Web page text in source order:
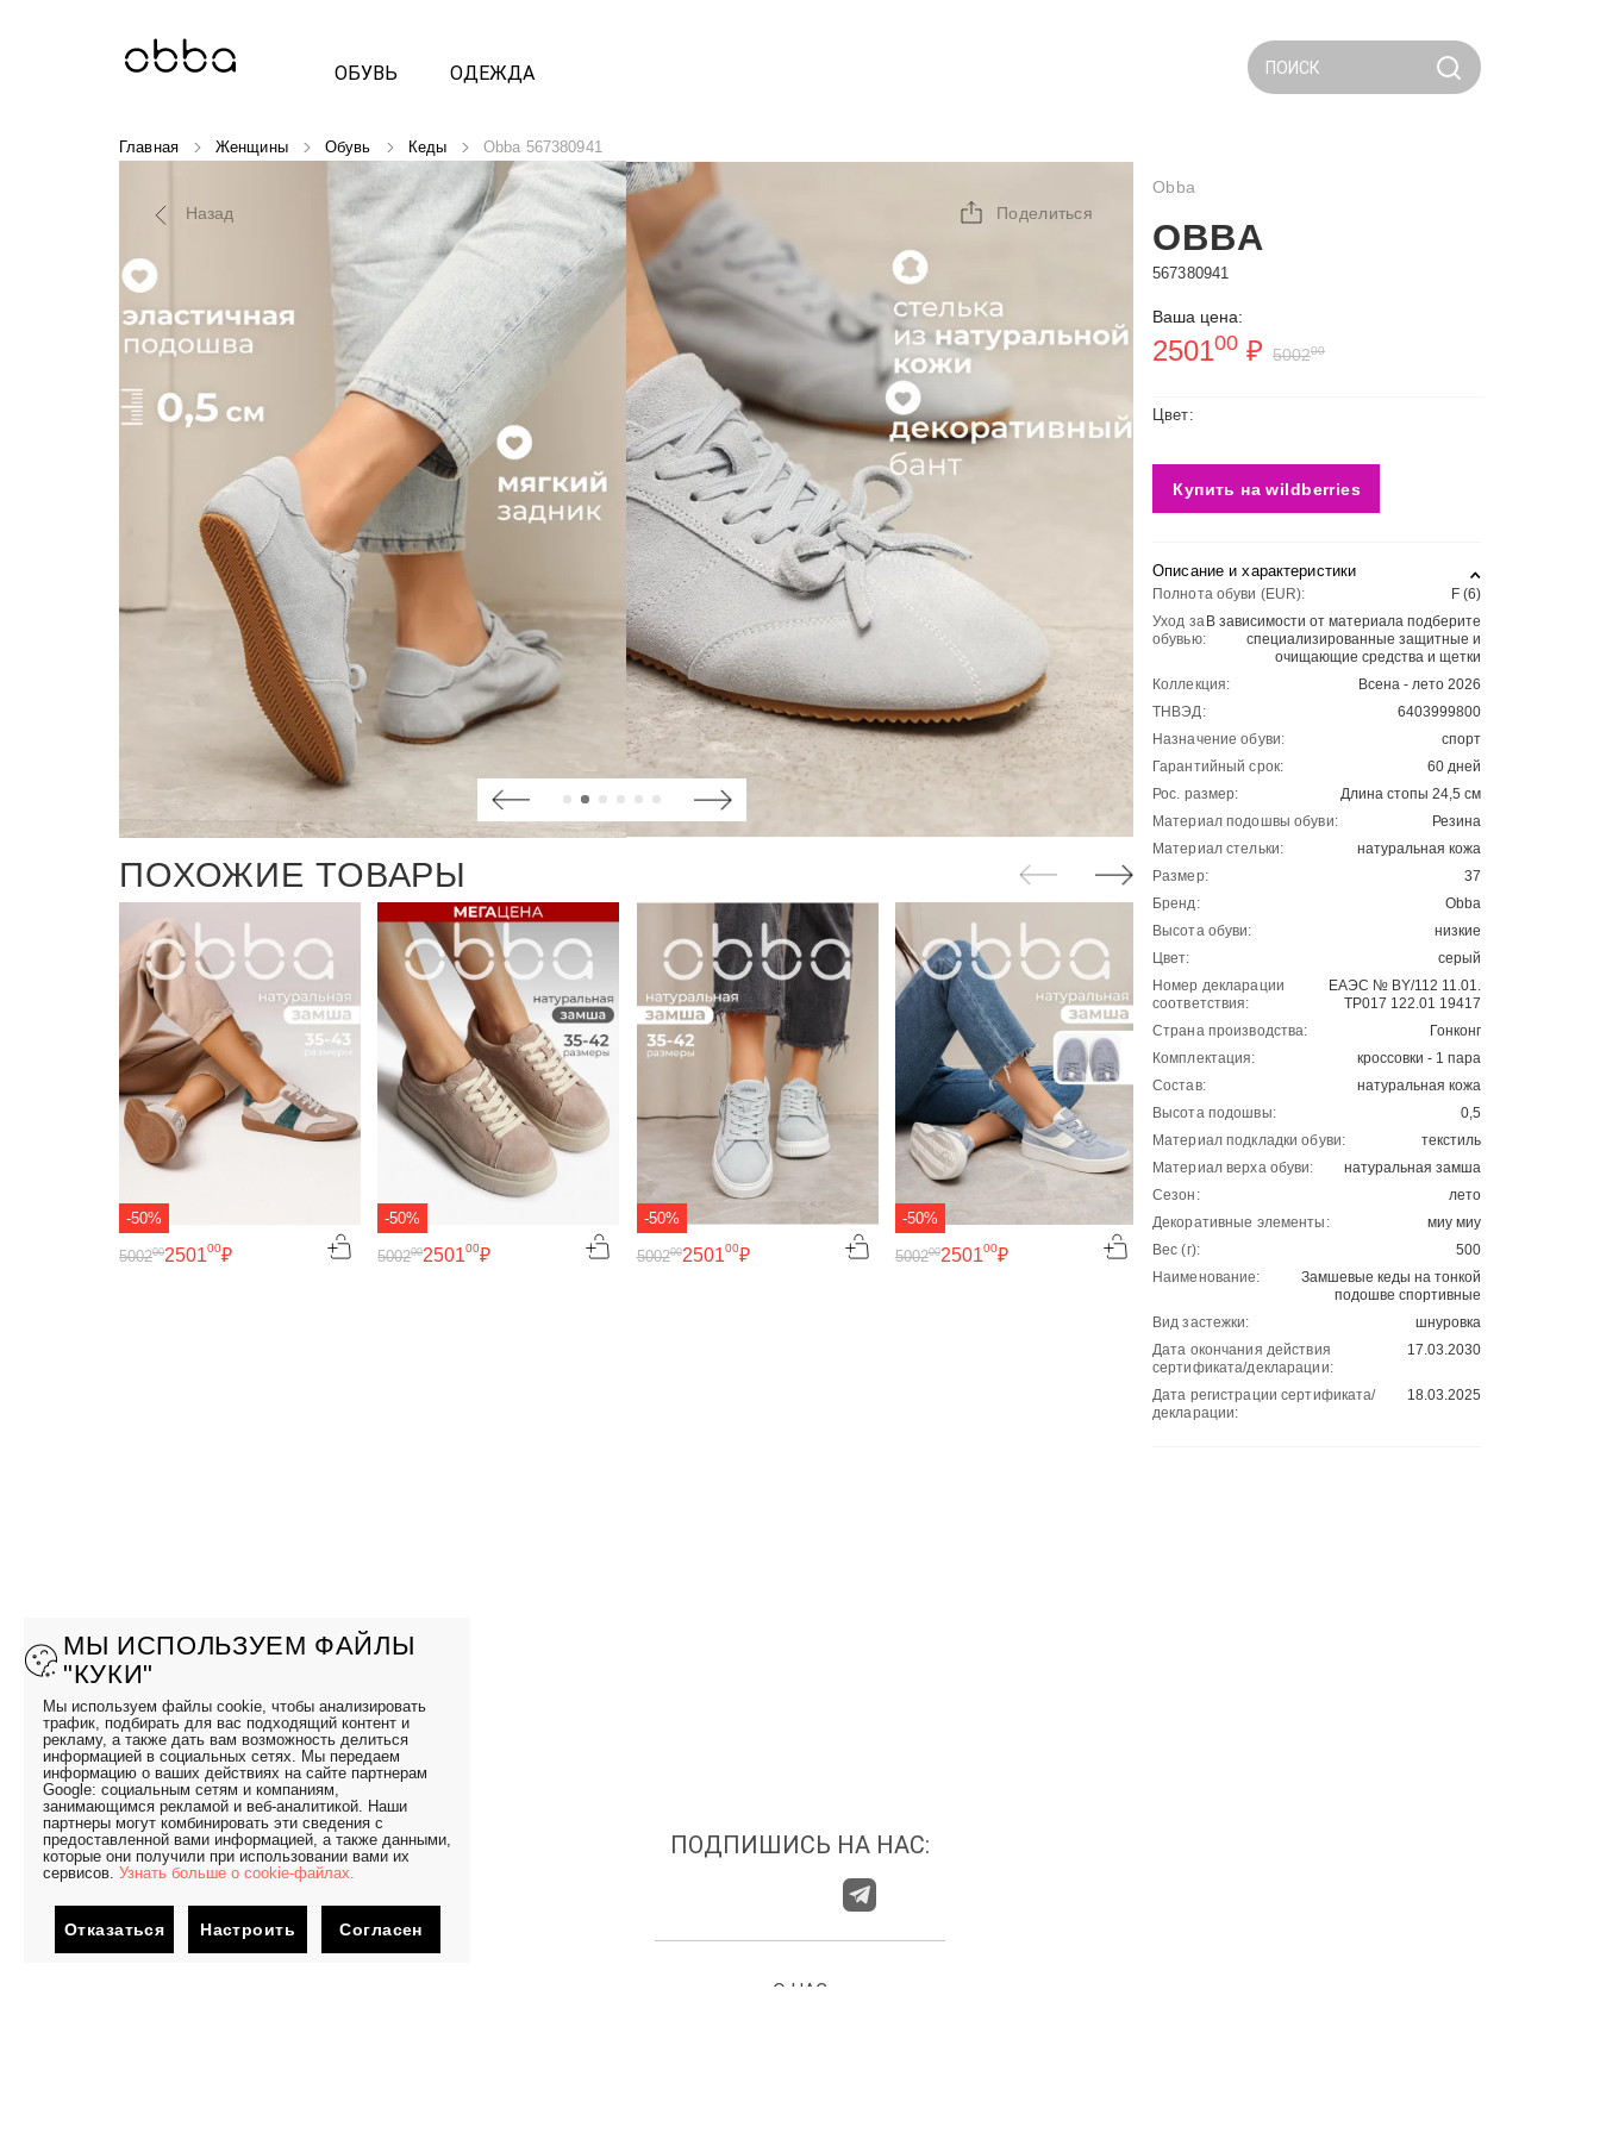
ОБУВЬ ОДЕЖДА ПОИСК
Главная Женщины Обувь Кеды Obba 567380941
Назад Поделиться
ПОХОЖИЕ ТОВАРЫ
-50%
250100₽
500200
-50%
250100₽
500200
-50%
250100₽
500200
-50%
250100₽
500200
-50%
2701
5402 00
-50%
2501
00
Obba
OBBA
567380941
Ваша цена:
250100 ₽ 500200
Цвет:
Купить на wildberries
Описание и характеристики
Полнота обуви (EUR):
F (6)
Уход за
обувью:
В зависимости от материала подберите
специализированные защитные и
очищающие средства и щетки
Коллекция:
Всена - лето 2026
ТНВЭД:
6403999800
Назначение обуви:
спорт
Гарантийный срок:
60 дней
Рос. размер:
Длина стопы 24,5 см
Материал подошвы обуви:
Резина
Материал стельки:
натуральная кожа
Размер:
37
Бренд:
Obba
Высота обуви:
низкие
Цвет:
серый
Номер декларации
соответствия:
ЕАЭС № BY/112 11.01.
ТР017 122.01 19417
Страна производства:
Гонконг
Комплектация:
кроссовки - 1 пара
Состав:
натуральная кожа
Высота подошвы:
0,5
Материал подкладки обуви:
текстиль
Материал верха обуви:
натуральная замша
Сезон:
лето
Декоративные элементы:
миу миу
Вес (г):
500
Наименование:
Замшевые кеды на тонкой
подошве спортивные
Вид застежки:
шнуровка
Дата окончания действия
сертификата/декларации:
17.03.2030
Дата регистрации сертификата/
декларации:
18.03.2025
ПОДПИШИСЬ НА НАС:
О НАС
МЫ ИСПОЛЬЗУЕМ ФАЙЛЫ
"КУКИ"
Мы используем файлы cookie, чтобы анализировать
трафик, подбирать для вас подходящий контент и
рекламу, а также дать вам возможность делиться
информацией в социальных сетях. Мы передаем
информацию о ваших действиях на сайте партнерам
Google: социальным сетям и компаниям,
занимающимся рекламой и веб-аналитикой. Наши
партнеры могут комбинировать эти сведения с
предоставленной вами информацией, а также данными,
которые они получили при использовании вами их
сервисов. Узнать больше о cookie-файлах.
Отказаться Настроить Согласен